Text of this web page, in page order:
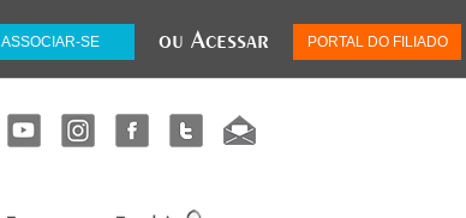
ASSOCIAR-SE ou Acessar PORTAL DO FILIADO